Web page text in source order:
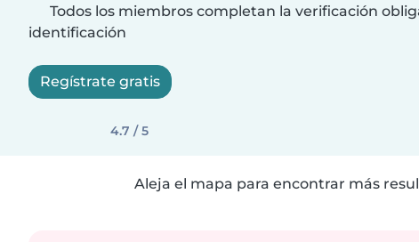
Todos los miembros completan la verificación
identificación
Regístrate gratis
4.7 / 5
Aleja el mapa para encontrar más